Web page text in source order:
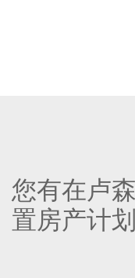
您有在卢
置房产计